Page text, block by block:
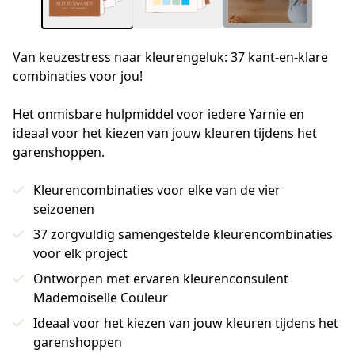
Van keuzestress naar kleurengeluk: 37 kant-en-klare
combinaties voor jou!
Het onmisbare hulpmiddel voor iedere Yarnie en
ideaal voor het kiezen van jouw kleuren tijdens het
garenshoppen.
Kleurencombinaties voor elke van de vier
seizoenen
37 zorgvuldig samengestelde kleurencombinaties
voor elk project
Ontworpen met ervaren kleurenconsulent
Mademoiselle Couleur
Ideaal voor het kiezen van jouw kleuren tijdens het
garenshoppen